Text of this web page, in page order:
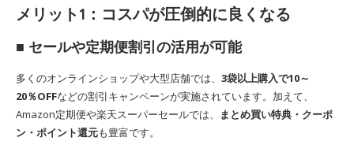
メリット1： コスパが圧倒的に良くなる
■ セールや定期便割引の活用が可能
多くのオンラインショップや大型店舗では、 3袋以上購入で10～
20％OFFなどの割引キャンペーンが実施されています。加えて、
Amazon定期便や楽天スーパーセールでは、
まとめ買い特典・クーポ
ン・ポイント還元も豊富です。